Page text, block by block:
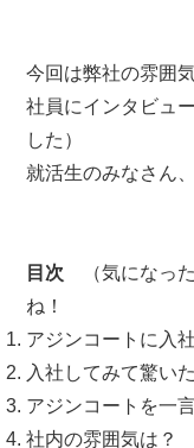
今回は弊社の雰囲
社員にインタビュ
した）
就活生のみなさん
目次 （気になっ
ね！
アジンコートに入
入社してみて驚い
アジンコートを一
社内の雰囲気は？